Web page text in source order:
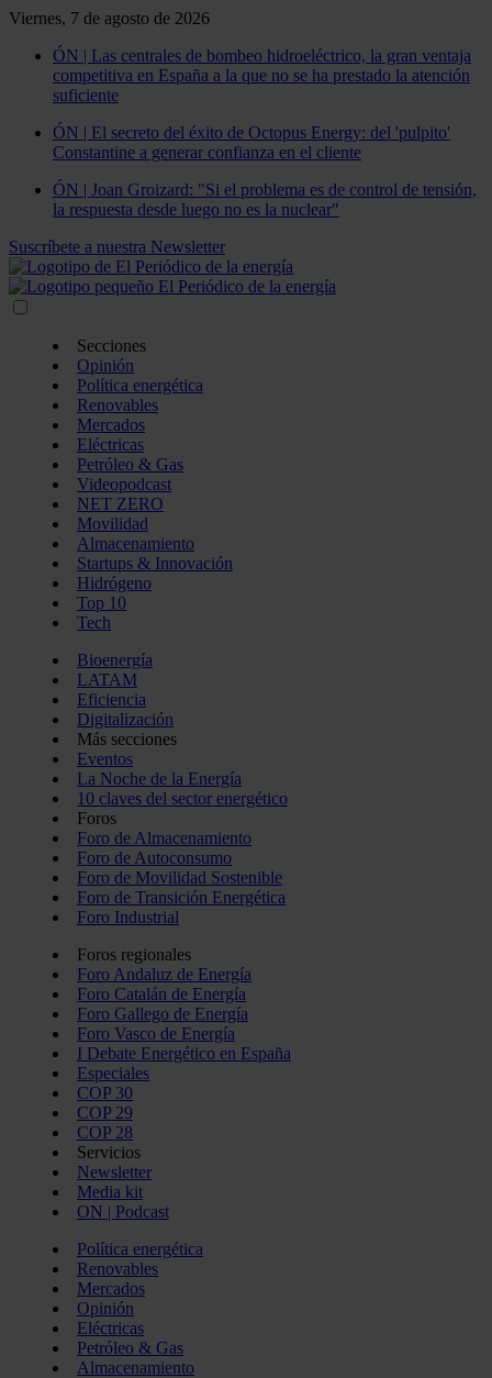
Viernes, 7 de agosto de 2026
ÓN | Las centrales de bombeo hidroeléctrico, la gran ventaja
competitiva en España a la que no se ha prestado la atención
suficiente
ÓN | El secreto del éxito de Octopus Energy: del 'pulpito'
Constantine a generar confianza en el cliente
ÓN | Joan Groizard: "Si el problema es de control de tensión,
la respuesta desde luego no es la nuclear"
Suscríbete a nuestra Newsletter
Secciones
Opinión
Política energética
Renovables
Mercados
Eléctricas
Petróleo & Gas
Videopodcast
NET ZERO
Movilidad
Almacenamiento
Startups & Innovación
Hidrógeno
Top 10
Tech
Bioenergía
LATAM
Eficiencia
Digitalización
Más secciones
Eventos
La Noche de la Energía
10 claves del sector energético
Foros
Foro de Almacenamiento
Foro de Autoconsumo
Foro de Movilidad Sostenible
Foro de Transición Energética
Foro Industrial
Foros regionales
Foro Andaluz de Energía
Foro Catalán de Energía
Foro Gallego de Energía
Foro Vasco de Energía
I Debate Energético en España
Especiales
COP 30
COP 29
COP 28
Servicios
Newsletter
Media kit
ON | Podcast
Política energética
Renovables
Mercados
Opinión
Eléctricas
Petróleo & Gas
Almacenamiento